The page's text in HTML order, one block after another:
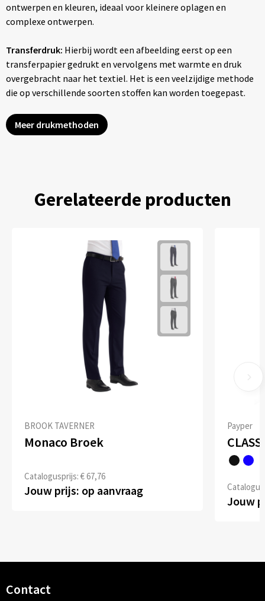
ontwerpen en kleuren, ideaal voor kleinere oplagen en
complexe ontwerpen.
Transferdruk: Hierbij wordt een afbeelding eerst op een
transferpapier gedrukt en vervolgens met warmte en druk
overgebracht naar het textiel. Het is een veelzijdige methode
die op verschillende soorten stoffen kan worden toegepast.
Meer drukmethoden
Gerelateerde producten
BROOK TAVERNER
Monaco Broek
Catalogusprijs: € 67,76
Jouw prijs: op aanvraag
Payper
Jouw
Contact